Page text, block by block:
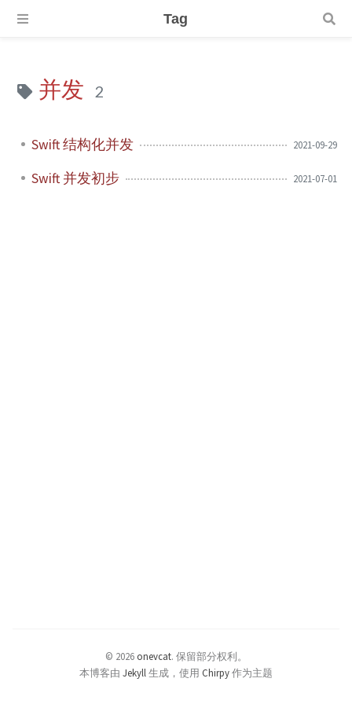
Tag
并发 2
Swift 结构化并发 2021-09-29
Swift 并发初步 2021-07-01
© 2026 onevcat. 保留部分权利。
本博客由 Jekyll 生成，使用 Chirpy作为主题